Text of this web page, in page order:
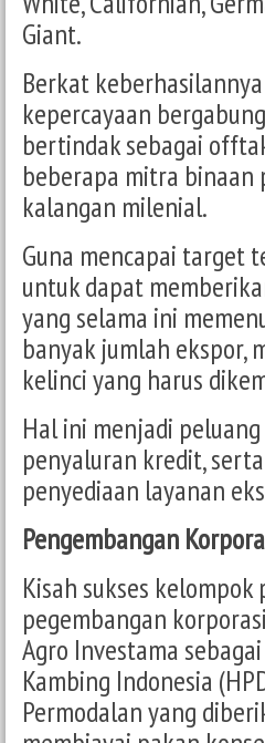
Giant.
Berkat
kepercayaan
bertindak sebagai
beberapa mitra binaan
kalangan milenial.
Guna mencapai target
untuk dapat
yang selama ini
banyak jumlah ekspor,
kelinci yang harus
Hal ini menjadi
penyaluran kredit,
penyediaan layanan
Pengembangan
Kisah sukses
pegembangan
Agro Investama
Kambing Indonesia
Permodalan yang